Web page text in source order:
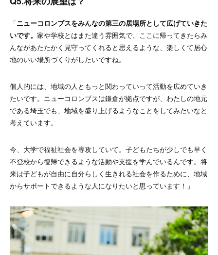
「ニューコロンブスをみんなの第三の居場所として広げていきた
いです。 家や学校とはまた違う雰囲気で、ここに帰ってきたらみ
んながあたたかく見守ってくれると思えるような、楽しくて居心
地のいい場所づくりがしたいですね。
個人的には、地域の人ともっと関わっていって活動を広めていき
たいです。ニューコロンブスは鎌倉が拠点ですが、わたしの地元
である埼玉でも、地域を盛り上げるようなことをしてみたいなと
考えています。
今、大学で福祉社会を専攻していて。子どもたちが少しでも早く
不登校から復帰できるような活動や支援を学んでいるんです。将
来は子どもが自由に自分らしく生きれる社会を作るために、地域
からサポートできるような人になりたいと思っています！」